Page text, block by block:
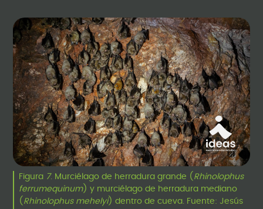
Figura 7. Murciélago de herradura grande ( Rhinolophus
ferrumequinum) y murciélago de herradura mediano
( Rhinolophus mehelyi) dentro de cueva. Fuente: Jesús